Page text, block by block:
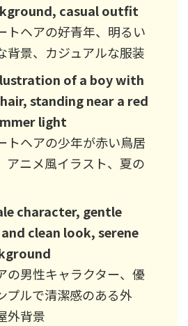
casual outfit
トヘアの好青年、明るい
背景、カジュアルな服装
of a boy with
standing near a red
light
トヘアの少年が赤い鳥居
アニメ風イラスト、夏の
character, gentle
clean look, serene
の男性キャラクター、優
プルで清潔感のある外
外背景